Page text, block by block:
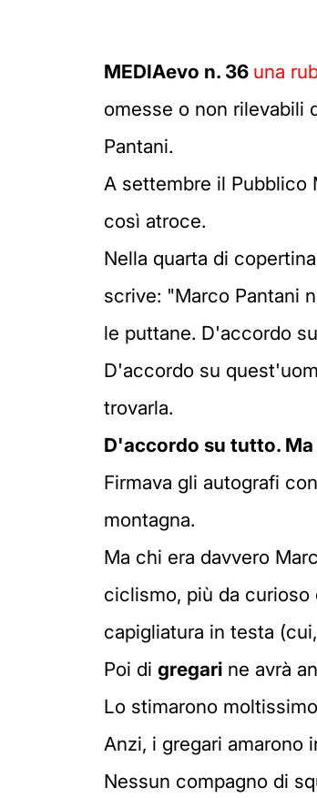
MEDIAevo n. 36 una
omesse o non rilevabili
Pantani.
A settembre il Pubblico
così atroce.
Nella quarta di
scrive: "Marco Pantani
le puttane. D'accordo
D'accordo su
trovarla.
D'accordo su tutto.
Firmava gli autografi
montagna.
Ma chi era davvero
ciclismo, più da
capigliatura in testa
Poi di gregari ne avrà
Lo stimarono
Anzi, i gregari amarono
Nessun compagno di